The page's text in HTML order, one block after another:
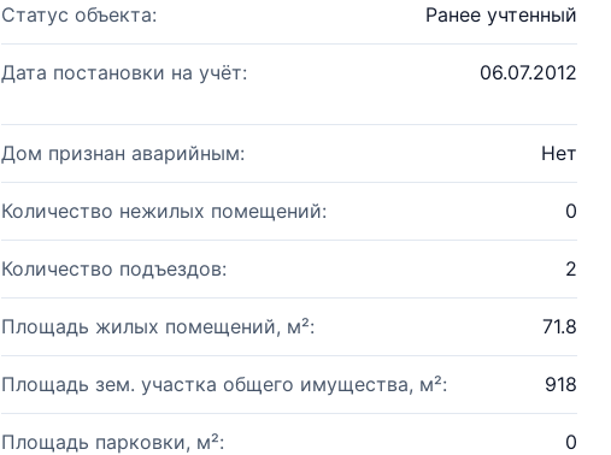
Статус объекта: Ранее учтенный
Дата постановки на учёт: 06.07.2012
Дом признан аварийным: Нет
Количество нежилых помещений: 0
Количество подъездов: 2
Площадь жилых помещений, м²: 71.8
Площадь зем. участка общего имущества, м²: 918
Площадь парковки, м²: 0